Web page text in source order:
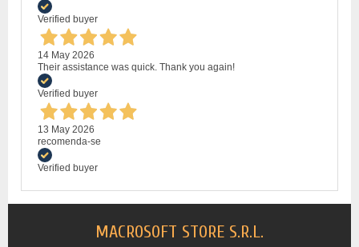
Verified buyer
14 May 2026
Their assistance was quick. Thank you again!
Verified buyer
13 May 2026
recomenda-se
Verified buyer
MACROSOFT STORE S.R.L.